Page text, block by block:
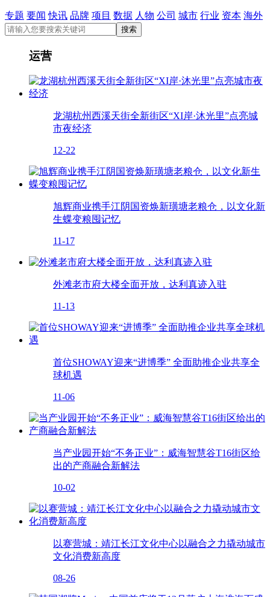
专题 要闻 快讯 品牌 项目 数据 人物 公司 城市 行业 资本 海外
运营
龙湖杭州西溪天街全新街区“XI岸·沐光里”点亮城
市夜经济
12-22
旭辉商业携手江阴国资焕新璜塘老粮仓，以文化新
生蝶变粮囤记忆
11-17
外滩老市府大楼全面开放，达利真迹入驻
11-13
首位SHOWAY迎来“进博季” 全面助推企业共享全
球机遇
11-06
当产业园开始“不务正业”：威海智慧谷T16街区给
出的产商融合新解法
10-02
以赛营城：靖江长江文化中心以融合之力撬动城市
文化消费新高度
08-26